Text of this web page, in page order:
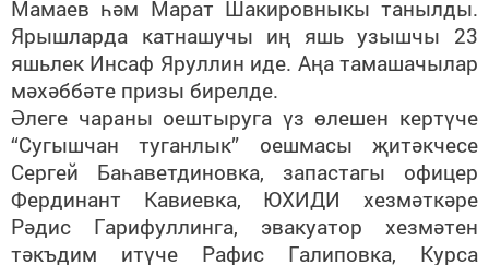
Мамаев һәм Марат Шакировныкы танылды.
Ярышларда катнашучы иң яшь узышчы 23
яшьлек Инсаф Яруллин иде. Аңа тамашачылар
мәхәббәте призы бирелде.
Әлеге чараны оештыруга үз өлешен кертүче
“Сугышчан туганлык” оешмасы җитәкчесе
Сергей Баһаветдиновка, запастагы офицер
Фердинант Кавиевка, ЮХИДИ хезмәткәре
Рәдис Гарифуллинга, эвакуатор хезмәтен
тәкъдим итүче Рафис Галиповка, Курса